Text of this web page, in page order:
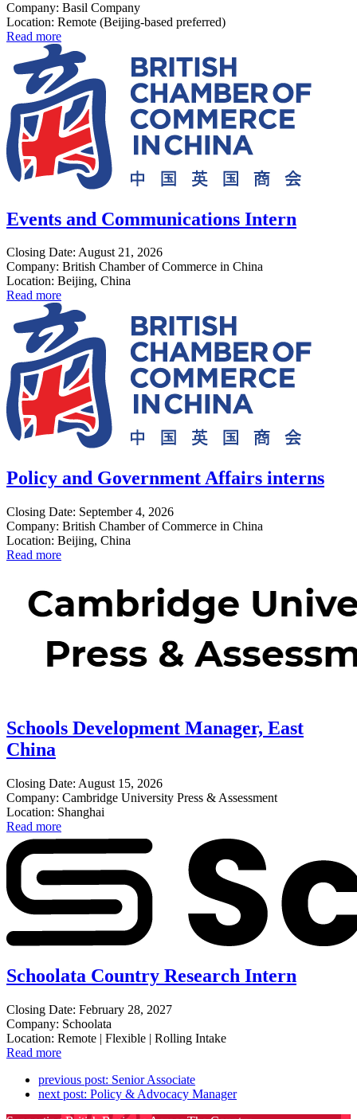
Company: Basil Company
Location: Remote (Beijing-based preferred)
Read more
Events and Communications Intern
Closing Date: August 21, 2026
Company: British Chamber of Commerce in China
Location: Beijing, China
Read more
Policy and Government Affairs interns
Closing Date: September 4, 2026
Company: British Chamber of Commerce in China
Location: Beijing, China
Read more
Schools Development Manager, East
China
Closing Date: August 15, 2026
Company: Cambridge University Press & Assessment
Location: Shanghai
Read more
Schoolata Country Research Intern
Closing Date: February 28, 2027
Company: Schoolata
Location: Remote | Flexible | Rolling Intake
Read more
previous post: Senior Associate
next post: Policy & Advocacy Manager